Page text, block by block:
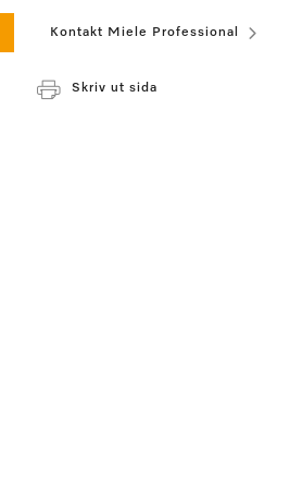
Kontakt Miele Professional
Skriv ut sida